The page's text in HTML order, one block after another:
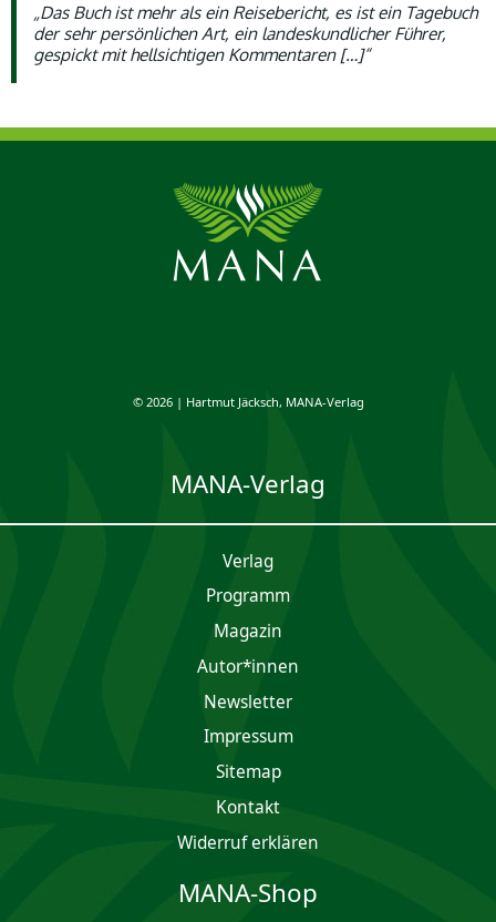
„Das Buch ist mehr als ein Reisebericht, es ist ein Tagebuch
der sehr persönlichen Art, ein landeskundlicher Führer,
gespickt mit hellsichtigen Kommentaren […]“
© 2026 | Hartmut Jäcksch, MANA-Verlag
MANA-Verlag
Verlag
Programm
Magazin
Autor*innen
Newsletter
Impres­sum
Sitemap
Kontakt
Widerruf erklären
MANA-Shop